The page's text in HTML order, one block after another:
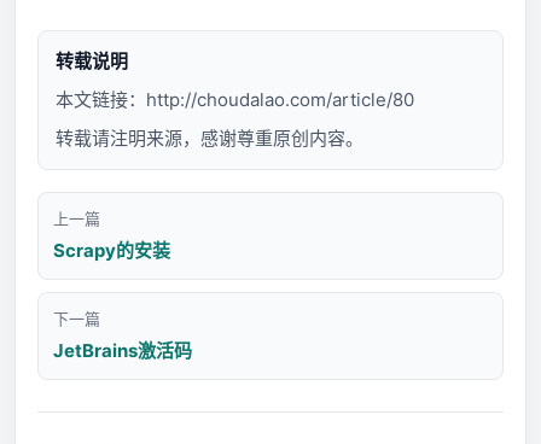
转载说明
本文链接： http://choudalao.com/article/80
转载请注明来源，感谢尊重原创内容。
上一篇
Scrapy的安装
下一篇
JetBrains激活码